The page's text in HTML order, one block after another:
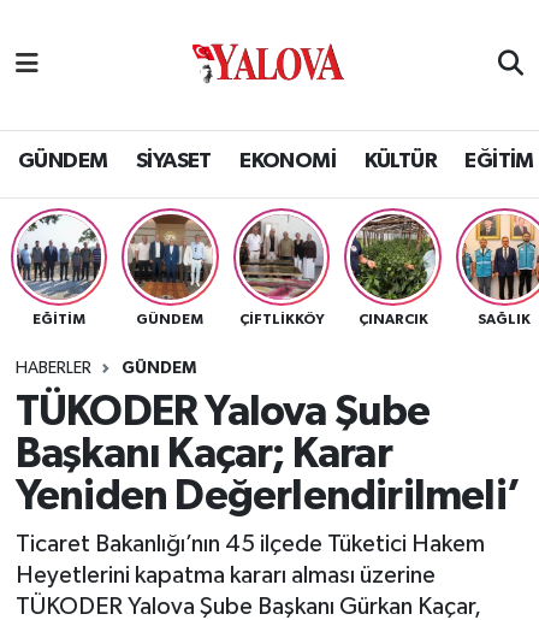
GÜNDEM SİYASET EKONOMİ KÜLTÜR EĞİTİM
EĞİTİM GÜNDEM ÇİFTLİKKÖY ÇINARCIK SAĞLIK
HABERLER GÜNDEM
TÜKODER Yalova Şube
Başkanı Kaçar; Karar
Yeniden Değerlendirilmeli’
Ticaret Bakanlığı’nın 45 ilçede Tüketici Hakem
Heyetlerini kapatma kararı alması üzerine
TÜKODER Yalova Şube Başkanı Gürkan Kaçar,
SİYASET
EKONOMİ
KÜLTÜR
BİLİM VE TEKNOLOJİ
ASAYİŞ
SPOR
Yalova Nöbetçi Eczaneler
Yalova Hava Durumu
Yalova Namaz Vakitleri
Yalova Trafik Yoğunluk Haritası
Tüm Manşetler
Son Dakika Haberleri